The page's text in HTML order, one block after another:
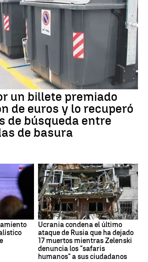
un billete premiado
de euros y lo recuperó
de búsqueda entre
de basura
Ucrania condena el último
ataque de Rusia que ha dejado
17 muertos mientras Zelenski
denuncia los "safaris
humanos" a sus ciudadanos